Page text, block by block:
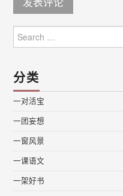
for:
分类
一对活宝
一团妄想
一窗风景
一课语文
一架好书